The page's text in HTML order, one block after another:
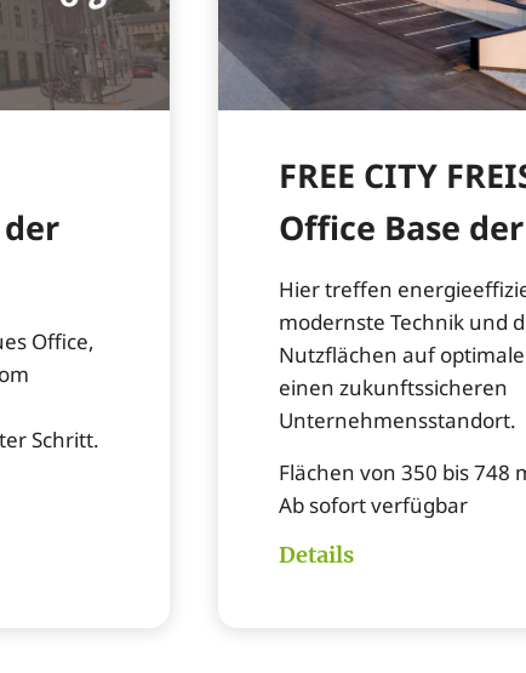
Office,
Schritt.
FREE CITY
Office Base
Hier treffen
modernste Technik und
Nutzflächen auf
einen zukunftssicheren
Unternehmensstandort.
Flächen von 350 bis 748
Ab sofort verfügbar
Details